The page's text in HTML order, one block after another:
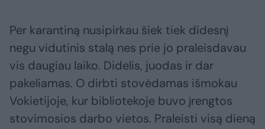
Per karantiną nusipirkau šiek tiek didesnį
negu vidutinis stalą nes prie jo praleisdavau
vis daugiau laiko. Didelis, juodas ir dar
pakeliamas. O dirbti stovėdamas išmokau
Vokietijoje, kur bibliotekoje buvo įrengtos
stovimosios darbo vietos. Praleisti visą dieną